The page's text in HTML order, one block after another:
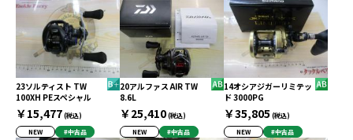
23ソルティスト TW
100XH PEスペシャル
￥15,477(税込)
NEW
#中古品
20アルファス AIR TW
8.6L
￥25,410(税込)
NEW
#中古品
14オシアジガーリミテッ
ド 3000PG
￥35,805 (税込)
NEW
#中古品